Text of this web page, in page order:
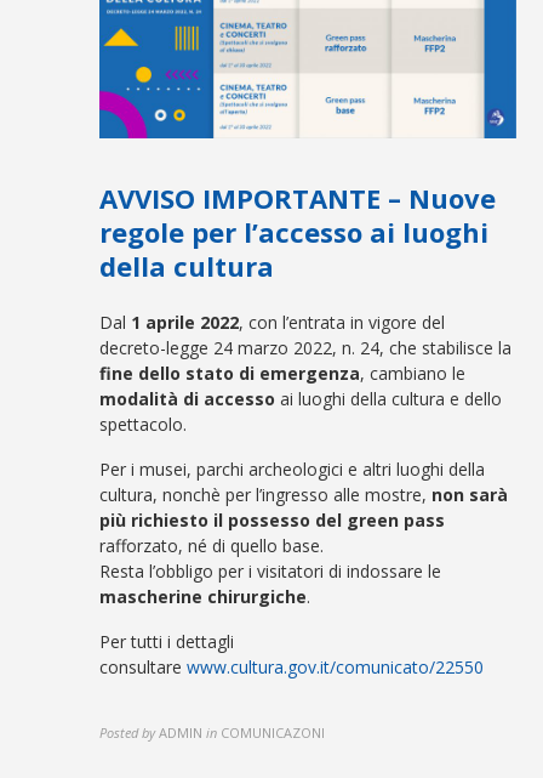
AVVISO IMPORTANTE – Nuove
regole per l’accesso ai luoghi
della cultura
Dal 1 aprile 2022, con l’entrata in vigore del
decreto-legge 24 marzo 2022, n. 24, che stabilisce la
fine dello stato di emergenza, cambiano le
modalità di accesso ai luoghi della cultura e dello
spettacolo.
Per i musei, parchi archeologici e altri luoghi della
cultura, nonchè per l’ingresso alle mostre, non sarà
più richiesto il possesso del green pass
rafforzato, né di quello base.
Resta l’obbligo per i visitatori di indossare le
mascherine chirurgiche.
Per tutti i dettagli
consultarewww.cultura.gov.it/comunicato/22550
Posted by ADMIN in COMUNICAZONI